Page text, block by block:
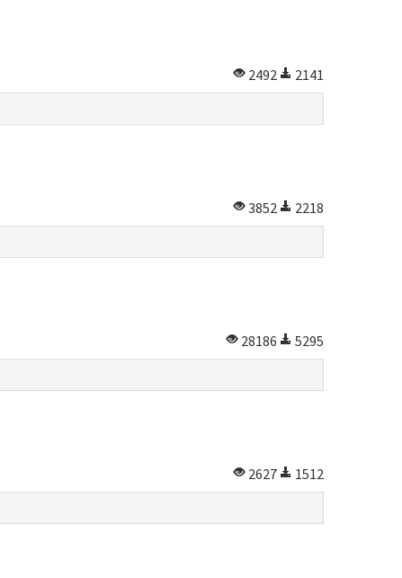
2492
2141
3852
2218
28186
5295
2627
1512